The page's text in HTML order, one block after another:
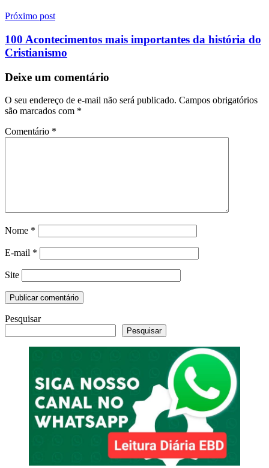
Próximo post
100 Acontecimentos mais importantes da história do
Cristianismo
Deixe um comentário
O seu endereço de e-mail não será publicado. Campos obrigatórios
são marcados com *
Comentário *
Nome *
E-mail *
Site
Pesquisar
Pesquisar